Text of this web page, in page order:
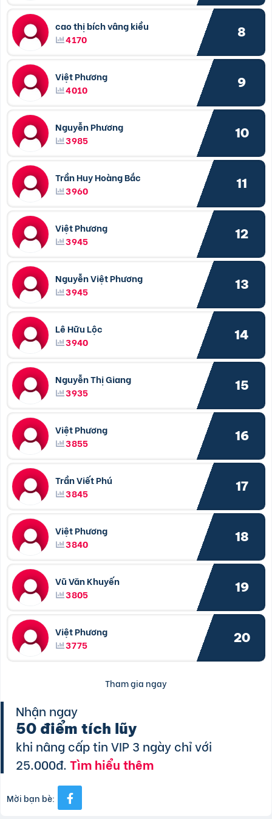
cao thị bích vâng kiều
4170
8
Việt Phương
4010
9
Nguyễn Phương
3985
10
Trần Huy Hoàng Bắc
3960
11
Việt Phương
3945
12
Nguyễn Việt Phương
3945
13
Lê Hữu Lộc
3940
14
Nguyễn Thị Giang
3935
15
Việt Phương
3855
16
Trần Viết Phú
3845
17
Việt Phương
3840
18
Vũ Văn Khuyến
3805
19
Việt Phương
3775
20
Tham gia ngay
Nhận ngay
50 điểm tích lũy
khi nâng cấp tin VIP 3 ngày chỉ với
25.000đ.Tìm hiểu thêm
Mời bạn bè: